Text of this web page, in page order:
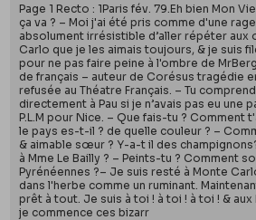
Page 1 Recto : 1Paris fév. 79.Eh bien Mon
ça va ? – Moi j'ai été pris comme d'une
absolument irrésistible d’aller répéter aux
Carlo que je les aimais toujours, & je suis
pour ne pas faire peine à l'ombre de
de français – auteur de Corésus tragédie
refusée au Théatre Français. – Tu
directement à Pau si je n’avais pas eu une
P.L.M pour Nice. – Que fais-tu ? Comment
le pays es-t-il ? de quelle couleur ? –
& aimable sœur ? Y-a-t il des
à Mme Le Bailly ? – Peints-tu ? Comment
Pyrénéennes ?– Je suis resté à Monte
dans l'herbe comme un ruminant.
prêt à tout. Je suis à toi ! à toi ! à toi ! & aux
je commence ces bizarr